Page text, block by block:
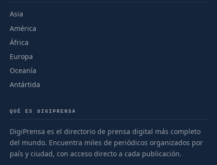
Asia
América
África
Europa
Oceanía
Antártida
QUÉ ES DIGIPRENSA
DigiPrensa es el directorio de prensa digital más completo
del mundo. Encuentra miles de periódicos organizados por
país y ciudad, con acceso directo a cada publicación.